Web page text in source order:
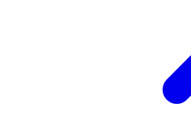
Laxolja (FISK), vitamin D3
antioxidationsmedel
Officinalis)). Kapsel: Gelatin
fuktighetsbevarande medel